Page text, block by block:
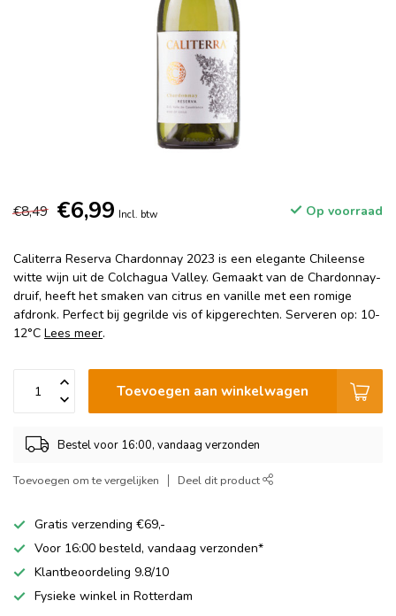
€8,49 €6,99 Incl. btw Op voorraad
Caliterra Reserva Chardonnay 2023 is een elegante Chileense
witte wijn uit de Colchagua Valley. Gemaakt van de Chardonnay-
druif, heeft het smaken van citrus en vanille met een romige
afdronk. Perfect bij gegrilde vis of kipgerechten. Serveren op: 10-
12°C Lees meer.
Toevoegen aan winkelwagen
Bestel voor 16:00, vandaag verzonden
Toevoegen om te vergelijken Deel dit product
Gratis verzending €69,-
Voor 16:00 besteld, vandaag verzonden*
Klantbeoordeling 9.8/10
Fysieke winkel in Rotterdam